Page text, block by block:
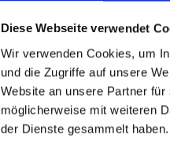
Diese Webseite verwendet
Wir verwenden Cookies, um
und die Zugriffe auf unsere
Website an unsere Partner
möglicherweise mit weiteren
der Dienste gesammelt haben.